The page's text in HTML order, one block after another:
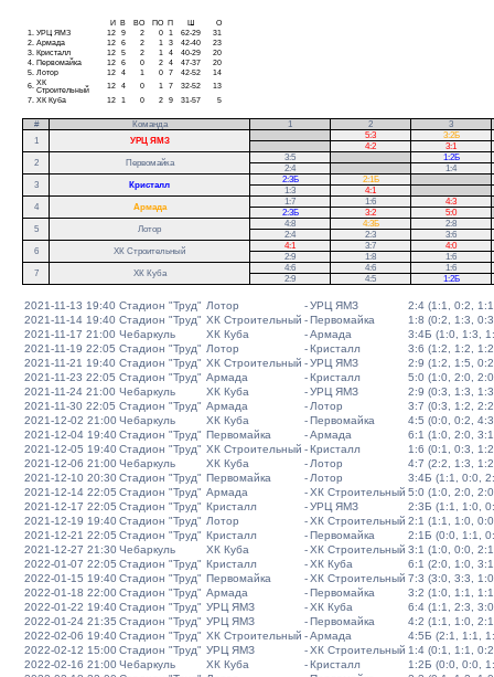
И В ВО ПО П Ш
О
1.
УРЦ ЯМЗ 12 9 2 0 1 62-29
31
2. Армада 12 6 2 1 3 42-40
23
3. Кристалл 12 5 2 1 4 40-29
20
4. Первомайка 12 6 0 2 4 47-37
20
5. Лотор 12 4 1 0 7 42-52
14
6. ХК
Строительный
12 4 0 1 7 32-52
13
7. ХК Куба 12 1 0 2 9 31-57 5
# Команда 1 2
3
1
УРЦ ЯМЗ
5:3
3:2Б
4:2
3:1
2
Первомайка
3:5
1:2Б
2:4
1:4
3
Кристалл
2:3Б 2:1Б
1:3
4:1
4
Армада
1:7 1:6 4:3
2:3Б
3:2 5:0
5
Лотор
4:8 4:3Б
2:8
2:4
2:3
3:6
6
ХК Строительный
4:1 3:7
4:0
2:9
1:8
1:6
7
ХК Куба
4:6 4:6
1:6
2:9
4:5 1:2Б
2021-11-13 19:40 Стадион "Труд" Лотор -УРЦ ЯМЗ
2:4 (1:1, 0:2,
2021-11-14 19:40 Стадион "Труд" ХК Строительный -Первомайка
1:8 (0:2, 1:3,
2021-11-17 21:00 Чебаркуль ХК Куба -Армада
3:4Б (1:0, 1:3,
2021-11-19 22:05 Стадион "Труд" Лотор -Кристалл
3:6 (1:2, 1:2,
2021-11-21 19:40 Стадион "Труд" ХК Строительный -УРЦ ЯМЗ
2:9 (1:2, 1:5,
2021-11-23 22:05 Стадион "Труд" Армада -Кристалл
5:0 (1:0, 2:0,
2021-11-24 21:00 Чебаркуль ХК Куба -УРЦ ЯМЗ
2:9 (0:3, 1:3,
2021-11-30 22:05 Стадион "Труд" Армада - Лотор
3:7 (0:3, 1:2,
2021-12-02 21:00Чебаркуль ХК Куба -Первомайка
4:5 (0:0, 0:2,
2021-12-04 19:40Стадион "Труд" Первомайка -Армада
6:1 (1:0, 2:0,
2021-12-05 19:40Стадион "Труд" ХК Строительный -Кристалл
1:6 (0:1, 0:3,
2021-12-06 21:00Чебаркуль ХК Куба - Лотор
4:7 (2:2, 1:3,
2021-12-10 20:30Стадион "Труд" Первомайка - Лотор
3:4Б (1:1, 0:0,
2021-12-14 22:05 Стадион "Труд" Армада -ХК Строительный 5:0 (1:0, 2:0,
2021-12-17 22:05 Стадион "Труд" Кристалл -УРЦ ЯМЗ
2:3Б (1:1, 1:0,
2021-12-19 19:40Стадион "Труд" Лотор -ХК Строительный 2:1 (1:1, 1:0,
2021-12-21 22:05 Стадион "Труд" Кристалл -Первомайка
2:1Б (0:0, 1:1,
2021-12-27 21:30Чебаркуль ХК Куба -ХК Строительный 3:1 (1:0, 0:0,
2022-01-07 22:05 Стадион "Труд" Кристалл -ХК Куба
6:1 (2:0, 1:0,
2022-01-15 19:40Стадион "Труд" Первомайка -ХК Строительный 7:3 (3:0, 3:3,
2022-01-18 22:00Стадион "Труд" Армада -Первомайка
3:2 (1:0, 1:1,
2022-01-22 19:40Стадион "Труд" УРЦ ЯМЗ -ХК Куба
6:4 (1:1, 2:3,
2022-01-24 21:35 Стадион "Труд" УРЦ ЯМЗ -Первомайка
4:2 (1:1, 1:0,
2022-02-06 19:40Стадион "Труд" ХК Строительный -Армада
4:5Б (2:1, 1:1,
2022-02-12 15:00Стадион "Труд" УРЦ ЯМЗ -ХК Строительный 1:4 (0:1, 1:1,
2022-02-16 21:00Чебаркуль ХК Куба -Кристалл
1:2Б (0:0, 0:0,